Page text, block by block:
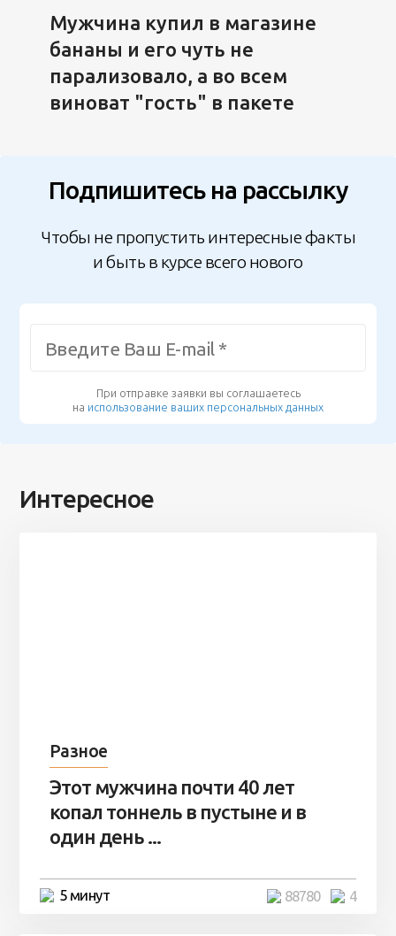
Мужчина купил в магазине
бананы и его чуть не
парализовало, а во всем
виноват "гость" в пакете
Подпишитесь на рассылку
Чтобы не пропустить интересные факты
и быть в курсе всего нового
При отправке заявки вы соглашаетесь
на использование ваших персональных данных
Интересное
Разное
Этот мужчина почти 40 лет
копал тоннель в пустыне и в
один день ...
5 минут 4
88780